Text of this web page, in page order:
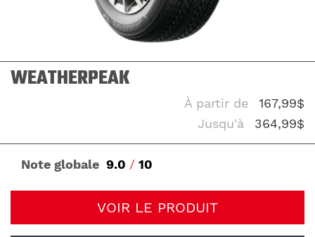
WEATHERPEAK
À partir de
167,99$
Jusqu'à
364,99$
Note globale 9.0 / 10
VOIR LE PRODUIT